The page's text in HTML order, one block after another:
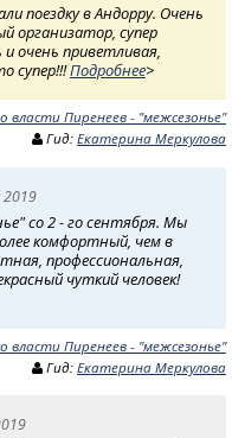
поездку в Андорру. Очень
организатор, супер
и очень приветливая,
супер!!!Подробнее>
власти Пиренеев - "межсезонье"
Гид: Екатерина Меркулова
2019
со 2 - го сентября. Мы
комфортный, чем в
профессиональная,
чуткий человек!
власти Пиренеев - "межсезонье"
Гид: Екатерина Меркулова